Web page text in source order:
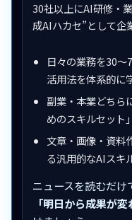
30社以上にAI研修・
成AIハカセ”として企
日々の業務を30〜
活用法を体系的に
副業・本業どちら
めのスキルセット
文章・画像・資料
る汎用的なAIスキ
ニュースを読むだけ
「明日から成果が変